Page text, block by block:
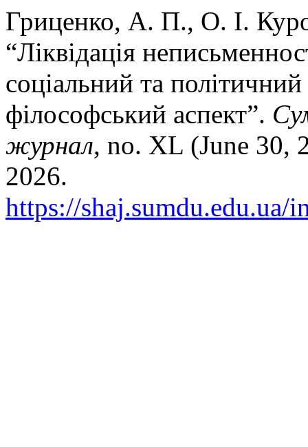
Гриценко, А. П., О. І.
“Ліквідація
соціальний та
філософський аспект”.
журнал, no. XL (June 30,
2026.
https://